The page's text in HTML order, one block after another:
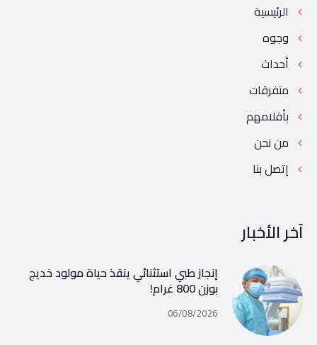
الرئيسية
وجوه
أحداث
متفرقات
بأقلامهم
من نحن
إتصل بنا
آخر الأخبار
إنجاز طبي استثنائي ينقذ حياة مولود خديج
بوزن 800 غرام!
06/08/2026